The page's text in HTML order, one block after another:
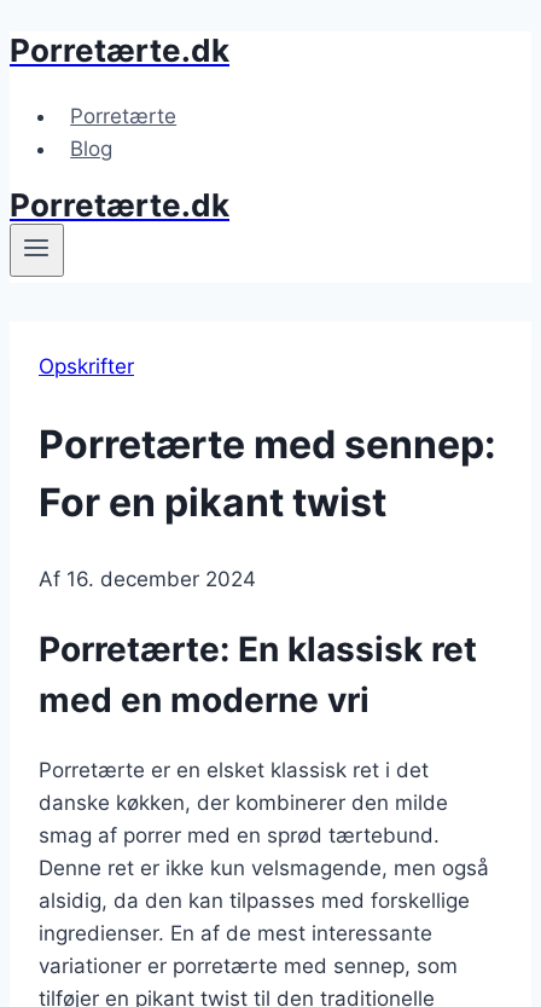
Fortsæt
indhold
Porretærte.dk
Porretærte
Blog
Porretærte.dk
Opskrifter
Porretærte med sennep:
For en pikant twist
Af 16. december 2024
Porretærte: En klassisk ret
med en moderne vri
Porretærte er en elsket klassisk ret i det
danske køkken, der kombinerer den milde
smag af porrer med en sprød tærtebund.
Denne ret er ikke kun velsmagende, men også
alsidig, da den kan tilpasses med forskellige
ingredienser. En af de mest interessante
variationer er porretærte med sennep, som
tilføjer en pikant twist til den traditionelle